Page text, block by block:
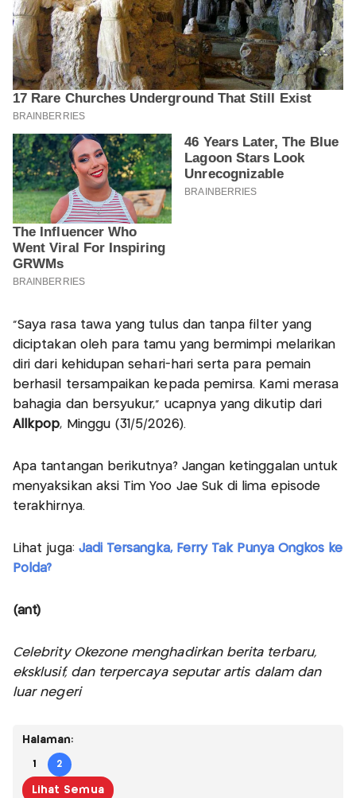
“Saya rasa tawa yang tulus dan tanpa filter yang
diciptakan oleh para tamu yang bermimpi melarikan
diri dari kehidupan sehari-hari serta para pemain
berhasil tersampaikan kepada pemirsa. Kami merasa
bahagia dan bersyukur,” ucapnya yang dikutip dari
Allkpop, Minggu (31/5/2026).
Apa tantangan berikutnya? Jangan ketinggalan untuk
menyaksikan aksi Tim Yoo Jae Suk di lima episode
terakhirnya.
Lihat juga: Jadi Tersangka, Ferry Tak Punya Ongkos ke
Polda?
(ant)
Celebrity Okezone menghadirkan berita terbaru,
eksklusif, dan terpercaya seputar artis dalam dan
luar negeri
Halaman:
1 2
Lihat Semua